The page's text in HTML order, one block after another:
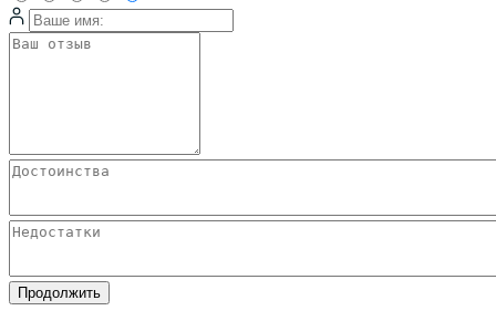
Продолжить